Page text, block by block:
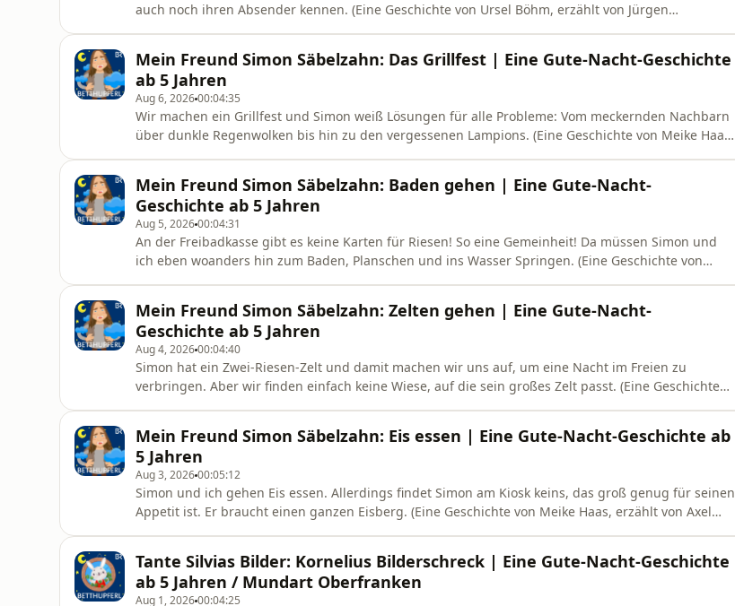
auch noch ihren Absender kennen. (Eine Geschichte von Ursel Böhm, erzählt von Jürgen
Mein Freund Simon Säbelzahn: Das Grillfest | Eine Gute-Nacht-Geschichte
ab 5 Jahren
Aug 6, 202600:04:35
Wir machen ein Grillfest und Simon weiß Lösungen für alle Probleme: Vom meckernden Nachbarn
über dunkle Regenwolken bis hin zu den vergessenen Lampions. (Eine Geschichte von Meike Haas,
Mein Freund Simon Säbelzahn: Baden gehen | Eine Gute-Nacht-
Geschichte ab 5 Jahren
Aug 5, 202600:04:31
An der Freibadkasse gibt es keine Karten für Riesen! So eine Gemeinheit! Da müssen Simon und
ich eben woanders hin zum Baden, Planschen und ins Wasser Springen. (Eine Geschichte von
Mein Freund Simon Säbelzahn: Zelten gehen | Eine Gute-Nacht-
Geschichte ab 5 Jahren
Aug 4, 202600:04:40
Simon hat ein Zwei-Riesen-Zelt und damit machen wir uns auf, um eine Nacht im Freien zu
verbringen. Aber wir finden einfach keine Wiese, auf die sein großes Zelt passt. (Eine Geschichte
Mein Freund Simon Säbelzahn: Eis essen | Eine Gute-Nacht-Geschichte ab
5 Jahren
Aug 3, 202600:05:12
Simon und ich gehen Eis essen. Allerdings findet Simon am Kiosk keins, das groß genug für seinen
Appetit ist. Er braucht einen ganzen Eisberg. (Eine Geschichte von Meike Haas, erzählt von Axel
Tante Silvias Bilder: Kornelius Bilderschreck | Eine Gute-Nacht-Geschichte
ab 5 Jahren / Mundart Oberfranken
Aug 1, 202600:04:25